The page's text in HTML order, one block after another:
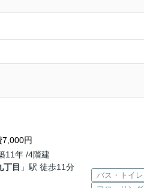
円
11年 /4階建
丁目 」駅 徒歩11分
バス・トイレ